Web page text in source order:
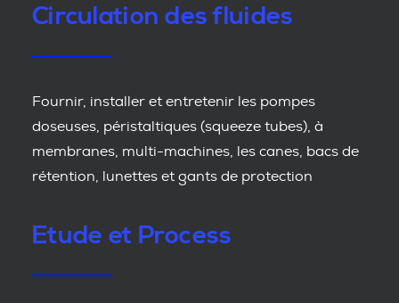
Circulation des fluides
Fournir, installer et entretenir les pompes
doseuses, péristaltiques (squeeze tubes), à
membranes, multi-machines, les canes, bacs de
rétention, lunettes et gants de protection
Etude et Process